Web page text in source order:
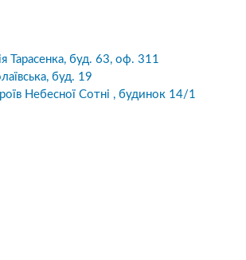
Тарасенка, буд. 63, оф. 311
буд. 19
Небесної Сотні , будинок 14/1